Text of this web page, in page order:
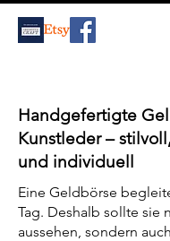
Handgefertigte
Kunstleder –
und individuell
Eine Geldbörse
Tag. Deshalb sollte sie
aussehen, sondern